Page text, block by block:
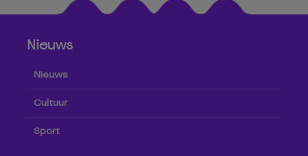
Nieuws
Nieuws
Cultuur
Sport